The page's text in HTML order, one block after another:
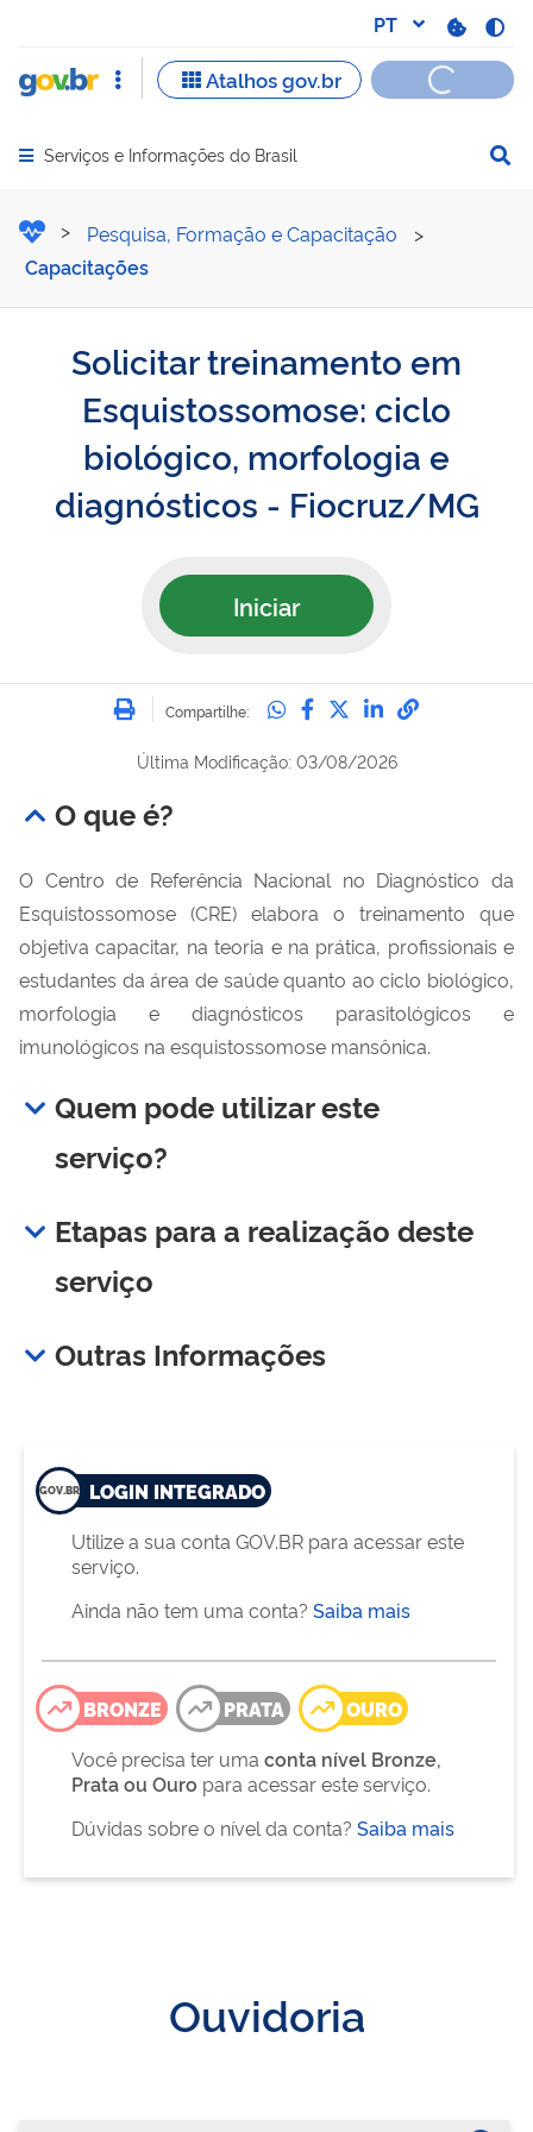
Abrir menu principal de navegação
Serviços e Informações do Brasil
Solicitar treinamento em
Pesquisa, Formação e Capacitação
>
Capacitações
Solicitar treinamento em
Esquistossomose: ciclo
biológico, morfologia e
diagnósticos - Fiocruz/MG
Iniciar
Imprimir
Compartilhe: Compartilhe no
Compartilhe no
Compartilhe no
Compartilhe
Última Modificação: 03/08/2026
O que é?
O Centro de Referência Nacional no Diagnóstico da
Esquistossomose (CRE) elabora o treinamento que
objetiva capacitar, na teoria e na prática, profissionais e
estudantes da área de saúde quanto ao ciclo biológico,
morfologia e diagnósticos parasitológicos e
imunológicos na esquistossomose mansônica.
Quem pode utilizar este
serviço?
Etapas para a realização deste
serviço
Outras Informações
LOGIN INTEGRADO
Utilize a sua conta GOV.BR para acessar este
serviço.
Ainda não tem uma conta? Saiba mais
BRONZE PRATA
OURO
Você precisa ter uma conta nível Bronze,
Prata ou Ouro para acessar este serviço.
Dúvidas sobre o nível da conta? Saiba mais
Ouvidoria